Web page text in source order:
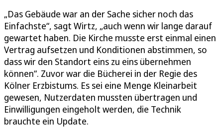
„Das Gebäude war an der Sache sicher noch das
Einfachste“, sagt Wirtz, „auch wenn wir lange darauf
gewartet haben. Die Kirche musste erst einmal einen
Vertrag aufsetzen und Konditionen abstimmen, so
dass wir den Standort eins zu eins übernehmen
können“. Zuvor war die Bücherei in der Regie des
Kölner Erzbistums. Es sei eine Menge Kleinarbeit
gewesen, Nutzerdaten mussten übertragen und
Einwilligungen eingeholt werden, die Technik
brauchte ein Update.